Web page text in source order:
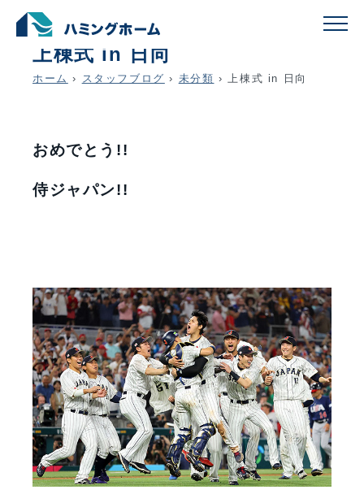
schedule
上棟式 in 日向
ホーム › スタッフブログ › 未分類 › 上棟式 in 日向
おめでとう!!
侍ジャパン!!